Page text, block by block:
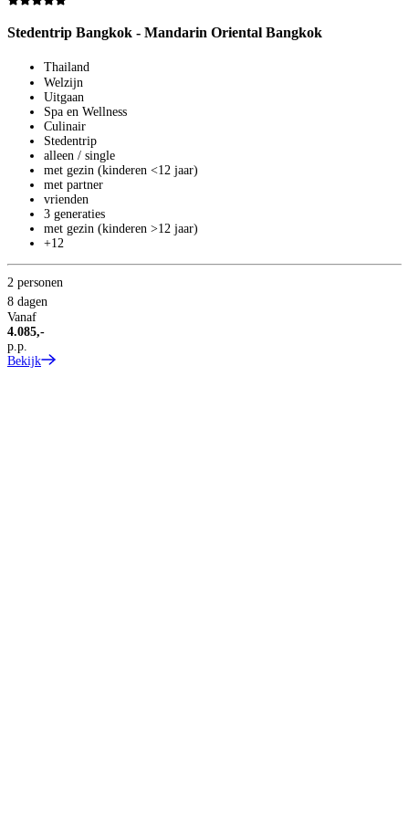
Stedentrip Bangkok - Mandarin Oriental Bangkok
Thailand
Welzijn
Uitgaan
Spa en Wellness
Culinair
Stedentrip
alleen / single
met gezin (kinderen <12 jaar)
met partner
vrienden
3 generaties
met gezin (kinderen >12 jaar)
+12
2 personen
8 dagen
Vanaf
4.085,-
p.p.
Bekijk